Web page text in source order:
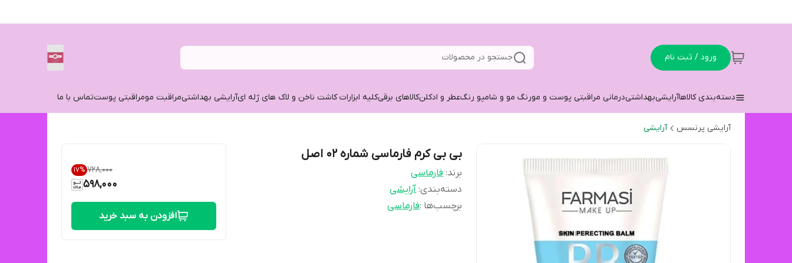
ورود / ثبت نام جستجو در محصولات
دسته‌بندی کالاهاآرایشیبهداشتیدرمانی مراقبتی پوست و مورنگ مو و شامپو رنگعطر و ادکلنکالاهای برقیکلیه ابزارات کاشت ناخن و لاک های ژله ایآرایشی بهداشتیمراقبت مومراقبتی پوستتماس با ما
آرایشی پرنسس آرایشی
بی بی کرم فارماسی شماره ۰۲ اصل
برند: فارماسی
دسته‌بندی:آرایشی
برچسب‌ها :فارماسی
۷۲۸٬۰۰۰ 17%
598,000
افزودن به سبد خرید